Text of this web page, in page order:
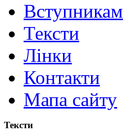
Вступникам
Тексти
Лінки
Контакти
Мапа сайту
Тексти